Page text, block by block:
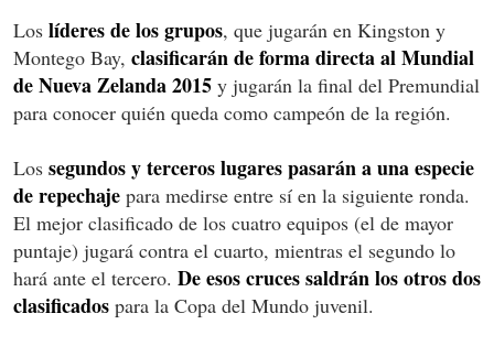
Los líderes de los grupos, que jugarán en Kingston y
Montego Bay, clasificarán de forma directa al Mundial
de Nueva Zelanda 2015 y jugarán la final del Premundial
para conocer quién queda como campeón de la región.
Los segundos y terceros lugares pasarán a una especie
de repechaje para medirse entre sí en la siguiente ronda.
El mejor clasificado de los cuatro equipos (el de mayor
puntaje) jugará contra el cuarto, mientras el segundo lo
hará ante el tercero. De esos cruces saldrán los otros dos
clasificados para la Copa del Mundo juvenil.